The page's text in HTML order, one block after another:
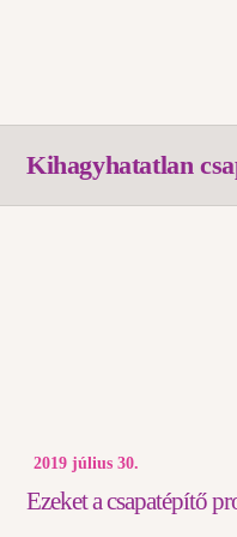
Kihagyhatatlan
2019 július 30.
Ezeket a csapatépítő